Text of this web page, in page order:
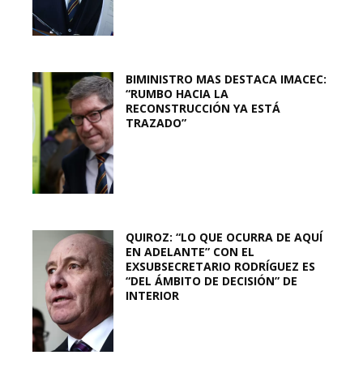
BIMINISTRO MAS DESTACA IMACEC:
“RUMBO HACIA LA
RECONSTRUCCIÓN YA ESTÁ
TRAZADO”
QUIROZ: “LO QUE OCURRA DE AQUÍ
EN ADELANTE” CON EL
EXSUBSECRETARIO RODRÍGUEZ ES
“DEL ÁMBITO DE DECISIÓN” DE
INTERIOR